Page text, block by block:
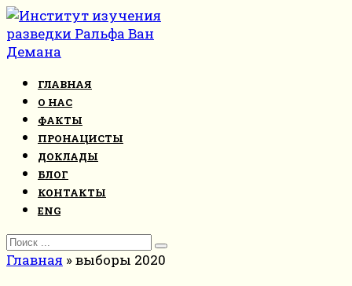
Перейти
к
контенту
ГЛАВНАЯ
О НАС
ФАКТЫ
ПРОНАЦИСТЫ
ДОКЛАДЫ
БЛОГ
КОНТАКТЫ
ENG
Search
for:
Главная »выборы 2020